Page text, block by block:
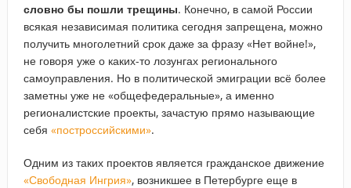
словно бы пошли трещины. Конечно, в самой России
всякая независимая политика сегодня запрещена, можно
получить многолетний срок даже за фразу «Нет войне!»,
не говоря уже о каких-то лозунгах регионального
самоуправления. Но в политической эмиграции всё более
заметны уже не «общефедеральные», а именно
регионалистские проекты, зачастую прямо называющие
себя «построссийскими».
Одним из таких проектов является гражданское движение
«Свободная Ингрия», возникшее в Петербурге еще в